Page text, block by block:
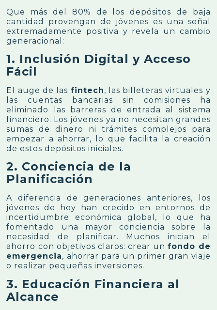
Que más del 80% de los depósitos de baja
cantidad provengan de jóvenes es una señal
extremadamente positiva y revela un cambio
generacional:
1. Inclusión Digital y Acceso
Fácil
El auge de las fintech, las billeteras virtuales y
las cuentas bancarias sin comisiones ha
eliminado las barreras de entrada al sistema
financiero. Los jóvenes ya no necesitan grandes
sumas de dinero ni trámites complejos para
empezar a ahorrar, lo que facilita la creación
de estos depósitos iniciales.
2. Conciencia de la
Planificación
A diferencia de generaciones anteriores, los
jóvenes de hoy han crecido en entornos de
incertidumbre económica global, lo que ha
fomentado una mayor conciencia sobre la
necesidad de planificar. Muchos inician el
ahorro con objetivos claros: crear unfondo de
emergencia, ahorrar para un primer gran viaje
o realizar pequeñas inversiones.
3. Educación Financiera al
Alcance